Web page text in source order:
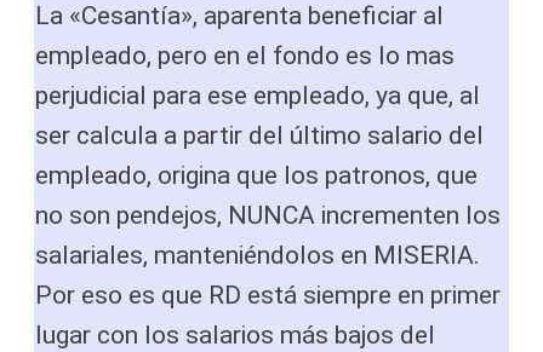
La «Cesantía», aparenta beneficiar al
empleado, pero en el fondo es lo mas
perjudicial para ese empleado, ya que, al
ser calcula a partir del último salario del
empleado, origina que los patronos, que
no son pendejos, NUNCA incrementen los
salariales, manteniéndolos en MISERIA.
Por eso es que RD está siempre en primer
lugar con los salarios más bajos del